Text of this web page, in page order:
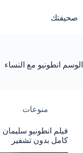
المحتوى
صحيفتك
الوسم انطونيو مع النساء
منوعات
كامل بدون تشفير